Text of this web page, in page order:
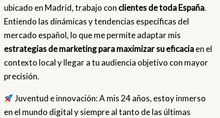
ubicado en Madrid, trabajo con clientes de toda España.
Entiendo las dinámicas y tendencias específicas del
mercado español, lo que me permite adaptar mis
estrategias de marketing para maximizar su eficaciaen el
contexto local y llegar a tu audiencia objetivo con mayor
precisión.
Juventud e innovación: A mis 24 años, estoy inmerso
en el mundo digital y siempre al tanto de las últimas